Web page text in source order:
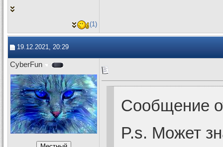
(1)
19.12.2021, 20:29
CyberFun
Сообщение
P.s. Может